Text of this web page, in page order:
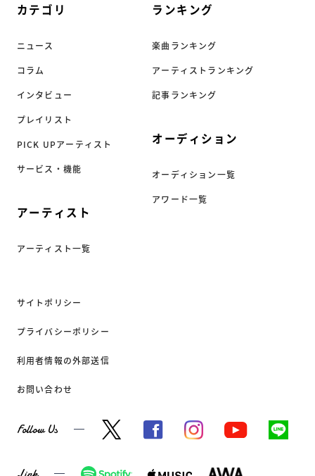
カテゴリ
ニュース
コラム
インタビュー
プレイリスト
PICK UPアーティスト
サービス・機能
アーティスト
アーティスト一覧
ランキング
楽曲ランキング
アーティストランキング
記事ランキング
オーディション
オーディション一覧
アワード一覧
サイトポリシー
プライバシーポリシー
利用者情報の外部送信
お問い合わせ
Follow Us